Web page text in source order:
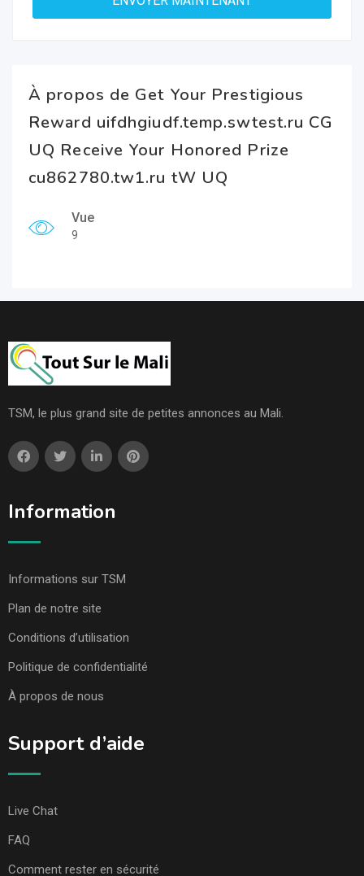
À propos de Get Your Prestigious
Reward uifdhgiudf.temp.swtest.ru CG
UQ Receive Your Honored Prize
cu862780.tw1.ru tW UQ
Vue
9
TSM, le plus grand site de petites annonces au Mali.
Information
Informations sur TSM
Plan de notre site
Conditions d’utilisation
Politique de confidentialité
À propos de nous
Support d’aide
Live Chat
FAQ
Comment rester en sécurité